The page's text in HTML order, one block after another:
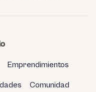
Emprendimientos
Comunidad